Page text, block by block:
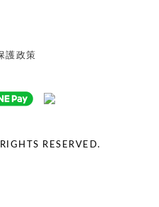
護政策
RESERVED.